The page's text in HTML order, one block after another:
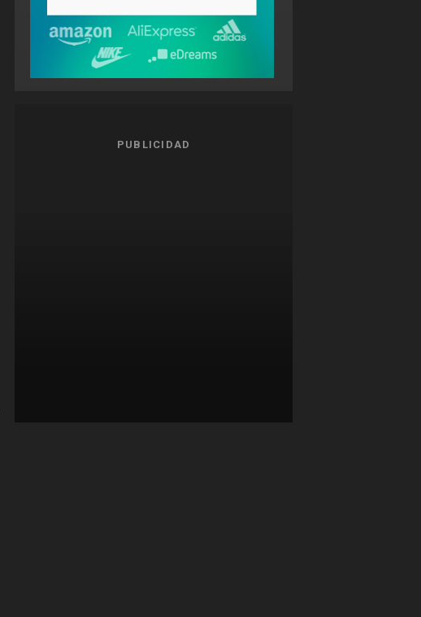
PUBLICIDAD